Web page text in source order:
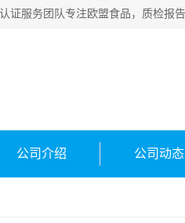
公司介绍 公司动态